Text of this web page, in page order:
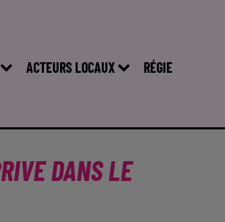
ACTEURS LOCAUX RÉGIE
DANS LE